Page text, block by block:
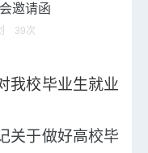
邀请函
39次
我校毕业生就业
关于做好高校毕